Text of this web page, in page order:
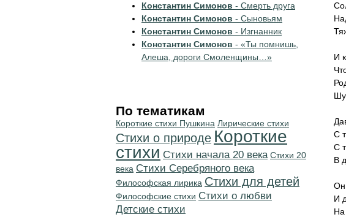
И
С
С
В
Он
И
На
Константин Симонов - Смерть друга
Константин Симонов - Сыновьям
Константин Симонов - Изгнанник
Константин Симонов - «Ты помнишь,
Алеша, дороги Смоленщины…»
По тематикам
Короткие стихи Пушкина Лирические стихи
Стихи о природе Короткие
стихи Cтихи начала 20 века Стихи 20
века Cтихи Серебряного века
Философская лирика Стихи для детей
Философские стихи Стихи о любви
Детские стихи